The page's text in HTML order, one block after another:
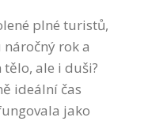
plné turistů,
rok a
ale i duši?
ideální čas
jako